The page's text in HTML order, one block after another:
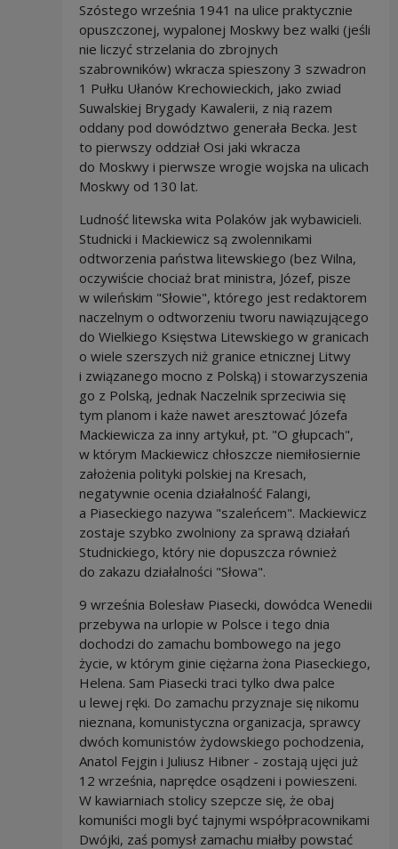
Szóstego września 1941 na ulice praktycznie
opuszczonej, wypalonej Moskwy bez walki (jeśli
nie liczyć strzelania do zbrojnych
szabrowników) wkracza spieszony 3 szwadron
1 Pułku Ułanów Krechowieckich, jako zwiad
Suwalskiej Brygady Kawalerii, z nią razem
oddany pod dowództwo generała Becka. Jest
to pierwszy oddział Osi jaki wkracza
do Moskwy i pierwsze wrogie wojska na ulicach
Moskwy od 130 lat.
Ludność litewska wita Polaków jak wybawicieli.
Studnicki i Mackiewicz są zwolennikami
odtworzenia państwa litewskiego (bez Wilna,
oczywiście chociaż brat ministra, Józef, pisze
w wileńskim "Słowie", którego jest redaktorem
naczelnym o odtworzeniu tworu nawiązującego
do Wielkiego Księstwa Litewskiego w granicach
o wiele szerszych niż granice etnicznej Litwy
i związanego mocno z Polską) i stowarzyszenia
go z Polską, jednak Naczelnik sprzeciwia się
tym planom i każe nawet aresztować Józefa
Mackiewicza za inny artykuł, pt. "O głupcach",
w którym Mackiewicz chłoszcze niemiłosiernie
założenia polityki polskiej na Kresach,
negatywnie ocenia działalność Falangi,
a Piaseckiego nazywa "szaleńcem". Mackiewicz
zostaje szybko zwolniony za sprawą działań
Studnickiego, który nie dopuszcza również
do zakazu działalności "Słowa".
9 września Bolesław Piasecki, dowódca Wenedii
przebywa na urlopie w Polsce i tego dnia
dochodzi do zamachu bombowego na jego
życie, w którym ginie ciężarna żona Piaseckiego,
Helena. Sam Piasecki traci tylko dwa palce
u lewej ręki. Do zamachu przyznaje się nikomu
nieznana, komunistyczna organizacja, sprawcy
dwóch komunistów żydowskiego pochodzenia,
Anatol Fejgin i Juliusz Hibner - zostają ujęci już
12 września, naprędce osądzeni i powieszeni.
W kawiarniach stolicy szepcze się, że obaj
komuniści mogli być tajnymi współpracownikami
Dwójki, zaś pomysł zamachu miałby powstać